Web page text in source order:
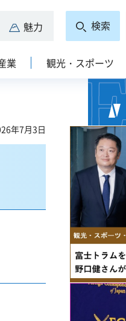
魅力 検索
業 観光・スポーツ
年7月3日